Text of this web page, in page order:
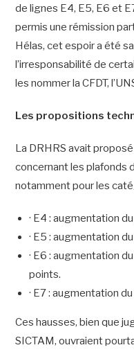
de lignes E4, E5, E6 et
permis une rémission
Hélas, cet espoir a été
l’irresponsabilité de
les nommer la CFDT,
Les propositions
La DRHRS avait
concernant les plafonds
notamment pour les
· E4 : augmentation
· E5 : augmentation
· E6 : augmentation
points.
· E7 : augmentation
Ces hausses, bien que
SICTAM, ouvraient